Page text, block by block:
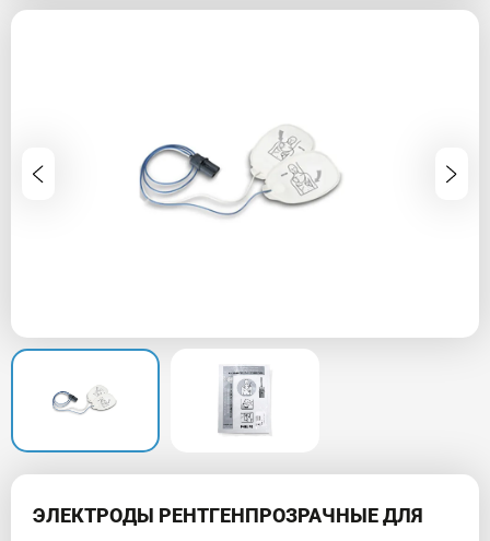
ЭЛЕКТРОДЫ РЕНТГЕНПРОЗРАЧНЫЕ ДЛЯ